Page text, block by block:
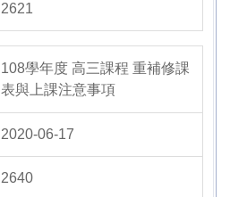
2621
108學年度 高三課程 重補修課
表與上課注意事項
2020-06-17
2640